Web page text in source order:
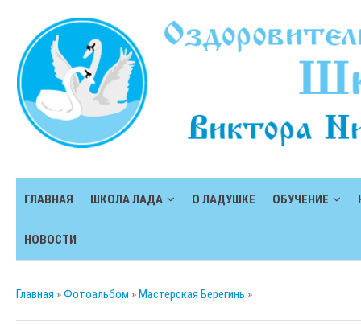
ГЛАВНАЯ ШКОЛА ЛАДА О ЛАДУШКЕ ОБУЧЕНИЕ
НОВОСТИ
Главная »Фотоальбом »Мастерская Берегинь »